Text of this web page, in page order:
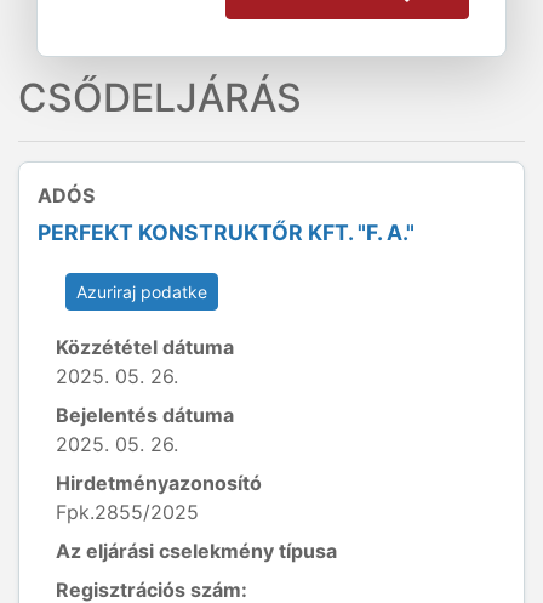
CSŐDELJÁRÁS
ADÓS
PERFEKT KONSTRUKTŐR KFT. "F. A."
Azuriraj podatke
Közzététel dátuma
2025. 05. 26.
Bejelentés dátuma
2025. 05. 26.
Hirdetményazonosító
Fpk.2855/2025
Az eljárási cselekmény típusa
Regisztrációs szám: